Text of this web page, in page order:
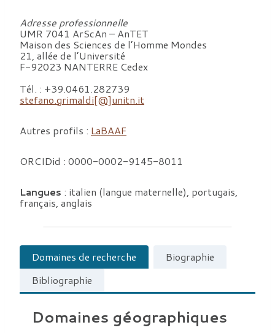
Adresse professionnelle
UMR 7041 ArScAn – AnTET
Maison des Sciences de l’Homme Mondes
21, allée de l’Université
F-92023 NANTERRE Cedex
Tél. : +39.0461.282739
stefano.grimaldi[@]unitn.it
Autres profils : LaBAAF
ORCIDid : 0000-0002-9145-8011
Langues : italien (langue maternelle), portugais,
français, anglais
Domaines de recherche
Biographie
Bibliographie
Domaines géographiques